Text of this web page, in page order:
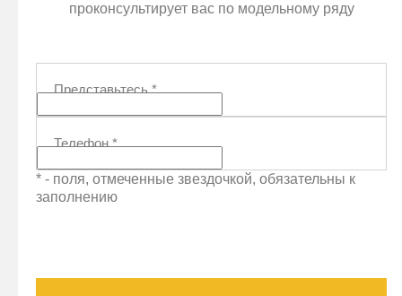
проконсультирует вас по модельному ряду
Представьтесь*
Телефон*
* - поля, отмеченные звездочкой, обязательны к
заполнению